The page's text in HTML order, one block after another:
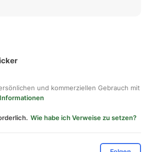
und kommerziellen Gebrauch mit
Wie habe ich Verweise zu setzen?